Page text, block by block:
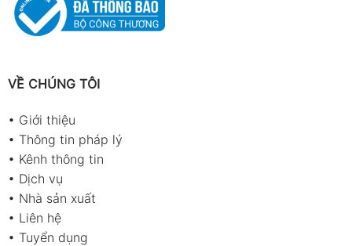
VỀ CHÚNG TÔI
• Giới thiệu
• Thông tin pháp lý
• Kênh thông tin
• Dịch vụ
• Nhà sản xuất
• Liên hệ
• Tuyển dụng